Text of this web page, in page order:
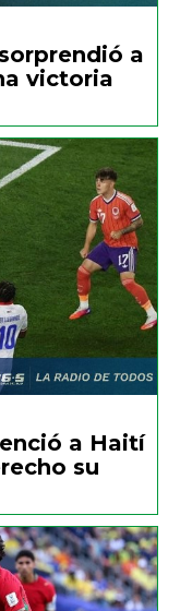
a
victoria
a Haití
su